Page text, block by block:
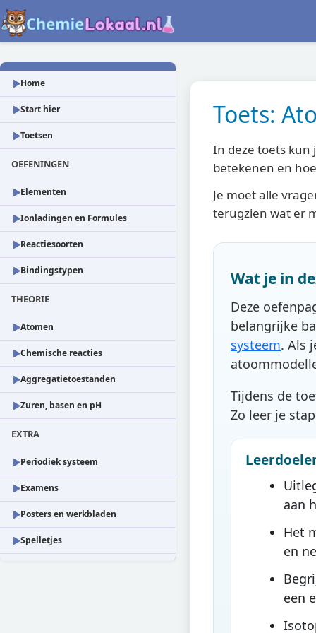
Home
Start hier
Toetsen
OEFENINGEN
Elementen
Ionladingen en Formules
Reactiesoorten
Bindingstypen
THEORIE
Atomen
Chemische reacties
Aggregatietoestanden
Zuren, basen en pH
EXTRA
Periodiek systeem
Examens
Posters en werkbladen
Spelletjes
Toets:
In deze toets kun
betekenen en
Je moet alle
terugzien wat er
Wat je in
Deze
belangrijke
systeem. Als
Tijdens de
Zo leer je
aan
Het
en
een